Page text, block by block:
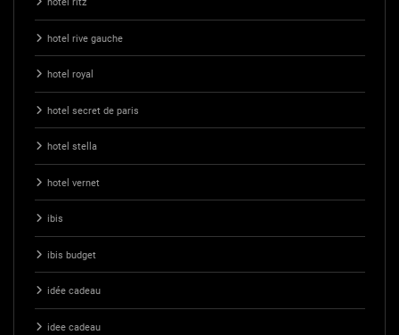
hotel ritz
hotel rive gauche
hotel royal
hotel secret de paris
hotel stella
hotel vernet
ibis
ibis budget
idée cadeau
idee cadeau